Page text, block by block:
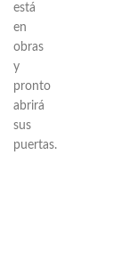
está
en
obras
y
pronto
abrirá
sus
puertas.